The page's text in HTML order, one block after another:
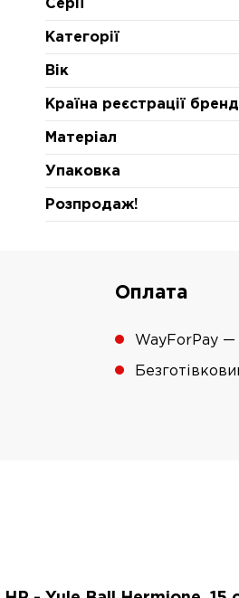
Серії
Категорії
Вік
Країна реєстрації
Матеріал
Упаковка
Розпродаж!
Оплата
WayForPay —